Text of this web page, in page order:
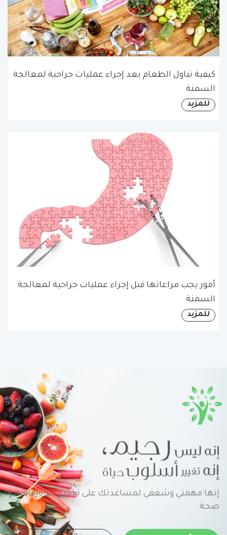
كيفية تناول الطعام بعد إجراء عمليات جراحية لمعالجة
السمنة
للمزيد
أمور يجب مراعاتها قبل إجراء عمليات جراحية لمعالجة
السمنة
للمزيد
إنها مهمتي وشغفي لمساعدتك على تحقيق حياةرفاهية و
صحة